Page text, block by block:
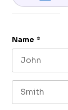
Name *